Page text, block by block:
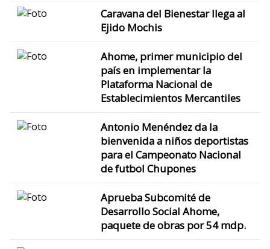
Caravana del Bienestar llega al
Ejido Mochis
Ahome, primer municipio del
país en implementar la
Plataforma Nacional de
Establecimientos Mercantiles
Antonio Menéndez da la
bienvenida a niños deportistas
para el Campeonato Nacional
de futbol Chupones
Aprueba Subcomité de
Desarrollo Social Ahome,
paquete de obras por 54 mdp.